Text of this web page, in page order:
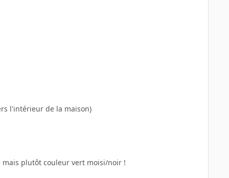
l'intérieur de la maison)
plutôt couleur vert moisi/noir !